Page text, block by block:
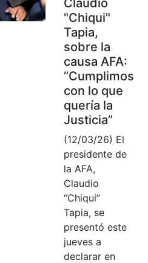
"Chiqui"
Tapia,
sobre la
causa AFA:
“Cumplimos
con lo que
quería la
Justicia”
(12/03/26) El
presidente de
la AFA,
Claudio
“Chiqui”
Tapia, se
presentó este
jueves a
declarar en